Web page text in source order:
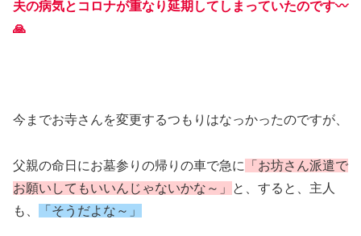
夫の病気とコロナが重なり延期してしまっていたのです〰
🙏
今までお寺さんを変更するつもりはなっかったのですが、
父親の命日にお墓参りの帰りの車で急に
「お坊さん派遣で
お願いしてもいいんじゃないかな～」
と、すると、主人
も、
「そうだよな～」